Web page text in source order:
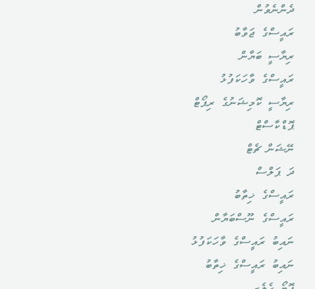
ދެންނެވުން
ރައީސްގެ ޖަވާބު
ރިޔާސީ ބަޔާން
ރައީސްގެ ވާހަކަފުޅު
ރިޔާސީ ކޮމިޝަނުގެ ރިޕޯޓް
ޕޮޑްކާސްޓް
ނޭޝަން ޗެޓް
ދަ ޕަލްސް
ރައީސްގެ ޚިތާބު
ރައީސްގެ ނޫސްބަޔާން
ނައިބު ރައީސްގެ ވާހަކަފުޅު
ނައިބު ރައީސްގެ ޚިތާބު